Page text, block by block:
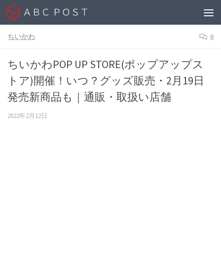
Skip to content
ちいかわ 0
ちいかわPOP UP STORE(ポップアップス
トア)開催！いつ？グッズ販売・2月19日
発売新商品も｜通販・取扱い店舗
2022年2月12日